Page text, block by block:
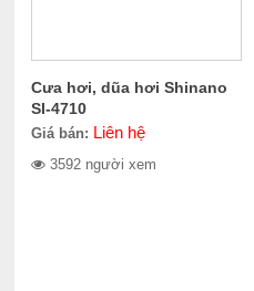
Cưa hơi, dũa hơi Shinano
SI-4710
Giá bán: Liên hệ
3592 người xem